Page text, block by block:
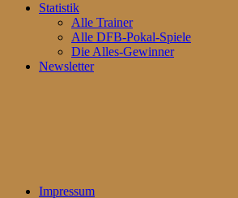
Statistik
Alle Trainer
Alle DFB-Pokal-Spiele
Die Alles-Gewinner
Newsletter
Impressum